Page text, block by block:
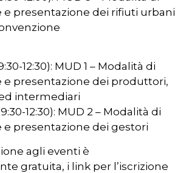
e presentazione dei rifiuti urbani
12:30): MUD 1 – Modalità di
e presentazione dei produttori,
intermediari
12:30): MUD 2 – Modalità di
e presentazione dei gestori
agli eventi è
gratuita, i link per l’iscrizione